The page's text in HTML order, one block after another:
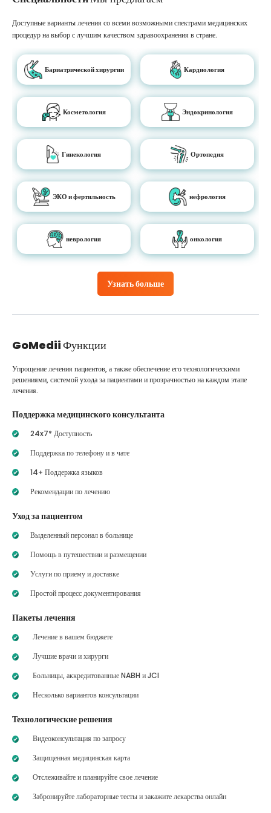
Узнать больше
Доступные варианты лечения со всеми возможными спектрами медицинских
процедур на выбор с лучшим качеством здравоохранения в стране.
Бариатрической хирургии Кардиология
Косметология Эндокринология
Гинекология Ортопедия
ЭКО и фертильность нефрология
неврология онкология
GoMediiФункции
Упрощение лечения пациентов, а также обеспечение его технологическими
решениями, системой ухода за пациентами и прозрачностью на каждом этапе
лечения.
Поддержка медицинского консультанта
24x7* Доступность
Поддержка по телефону и в чате
14+ Поддержка языков
Рекомендации по лечению
Уход за пациентом
Выделенный персонал в больнице
Помощь в путешествии и размещении
Услуги по приему и доставке
Простой процесс документирования
Пакеты лечения
Лечение в вашем бюджете
Лучшие врачи и хирурги
Больницы, аккредитованные NABH и JCI
Несколько вариантов консультации
Технологические решения
Видеоконсультация по запросу
Защищенная медицинская карта
Отслеживайте и планируйте свое лечение
Забронируйте лабораторные тесты и закажите лекарства онлайн